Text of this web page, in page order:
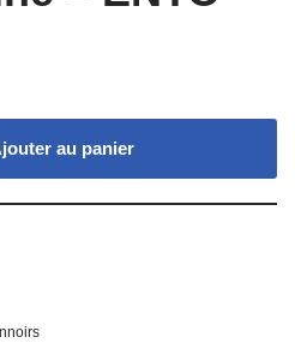
au panier